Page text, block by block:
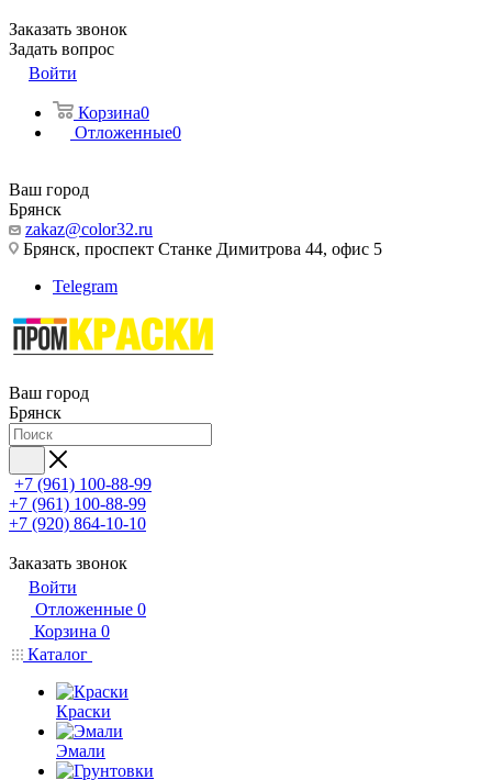
Заказать звонок
Задать вопрос
Войти
Корзина0
Отложенные0
Ваш город
Брянск
zakaz@color32.ru
Брянск, проспект Станке Димитрова 44, офис 5
Telegram
Ваш город
Брянск
+7 (961) 100-88-99
+7 (961) 100-88-99
+7 (920) 864-10-10
Заказать звонок
Войти
Отложенные 0
Корзина 0
Каталог
Краски
Эмали